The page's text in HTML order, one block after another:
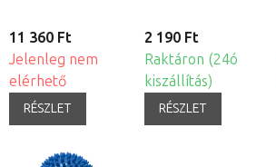
11 360 Ft
Jelenleg nem
elérhető
RÉSZLET
2 190 Ft
Raktáron (24ó
kiszállítás)
RÉSZLET